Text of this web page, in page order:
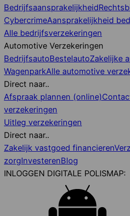
Bedrijfsaansprakelijkheid
CybercrimeAansprakelijkheid
Alle bedrijfsverzekeringen
Automotive Verzekeringen
BedrijfsautoBestelautoZakelijke
WagenparkAlle automotive
Direct naar..
Afspraak plannen (online)
verzekeringen
Uitleg verzekeringen
Direct naar..
Zakelijk vastgoed financieren
zorgInvesterenBlog
INLOGGEN DIGITALE POLISMAP: